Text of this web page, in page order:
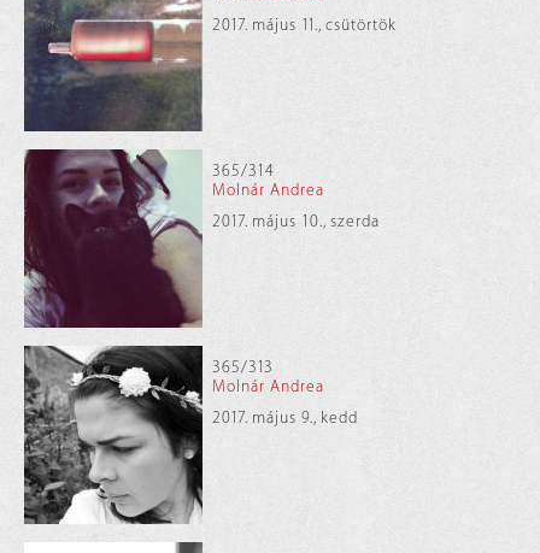
2017. május 11., csütörtök
365/314
Molnár Andrea
2017. május 10., szerda
365/313
Molnár Andrea
2017. május 9., kedd